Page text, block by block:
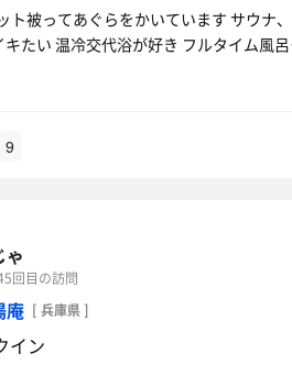
被ってあぐらをかいています サウナ
たい 温冷交代浴が好き フルタイム風
9
ゃ
回目の訪問
庵 [ 兵庫県 ]
イン